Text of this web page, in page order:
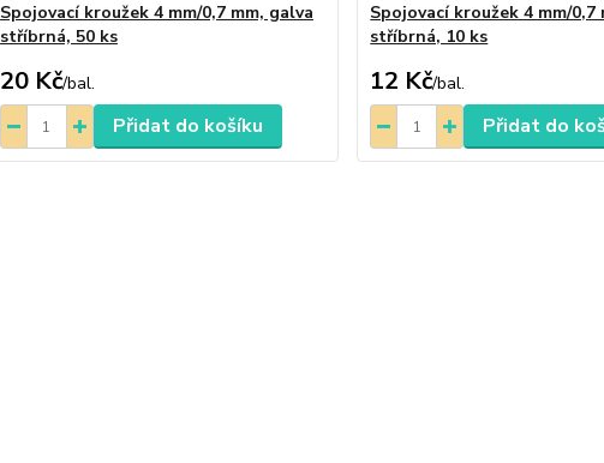
Spojovací kroužek 4 mm/0,7 mm, galva
stříbrná, 50 ks
20 Kč/bal.
Přidat do košíku
Spojovací kroužek 4 mm/0,7
stříbrná, 10 ks
12 Kč/bal.
Přidat do